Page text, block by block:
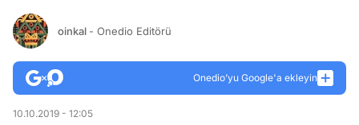
oinkal - Onedio Editörü
Onedio’yu Google'a ekleyin
10.10.2019 - 12:05